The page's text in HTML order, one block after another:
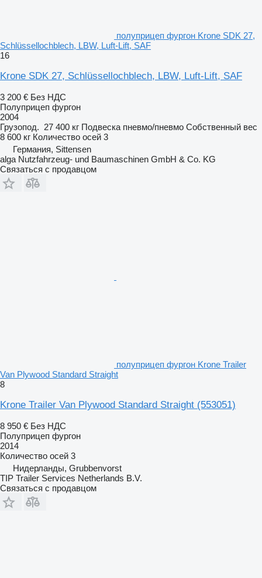
полуприцеп фургон Krone SDK 27,
Schlüssellochblech, LBW, Luft-Lift, SAF
16
Krone SDK 27, Schlüssellochblech, LBW, Luft-Lift, SAF
3 200 € Без НДС
Полуприцеп фургон
2004
Грузопод. 27 400 кг Подвеска пневмо/пневмо Собственный вес
8 600 кг Количество осей 3
Германия, Sittensen
alga Nutzfahrzeug- und Baumaschinen GmbH & Co. KG
Связаться с продавцом
полуприцеп фургон Krone Trailer
Van Plywood Standard Straight
8
Krone Trailer Van Plywood Standard Straight (553051)
8 950 € Без НДС
Полуприцеп фургон
2014
Количество осей 3
Нидерланды, Grubbenvorst
TIP Trailer Services Netherlands B.V.
Связаться с продавцом